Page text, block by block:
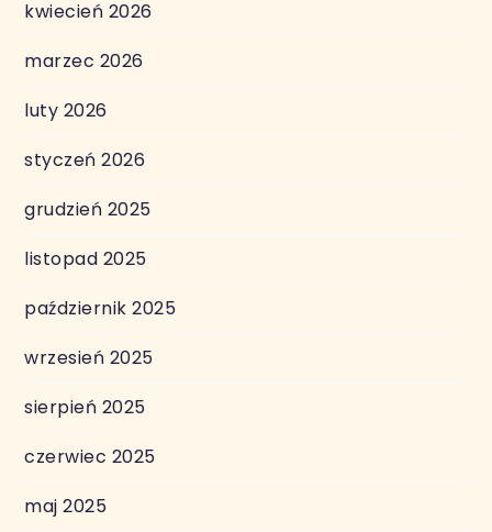
kwiecień 2026
marzec 2026
luty 2026
styczeń 2026
grudzień 2025
listopad 2025
październik 2025
wrzesień 2025
sierpień 2025
czerwiec 2025
maj 2025